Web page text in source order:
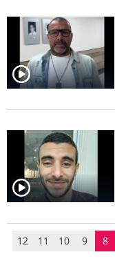
8
9
10
11
12